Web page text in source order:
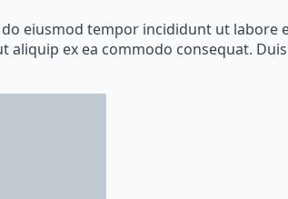
eiusmod tempor incididunt ut labore
ex ea commodo consequat.